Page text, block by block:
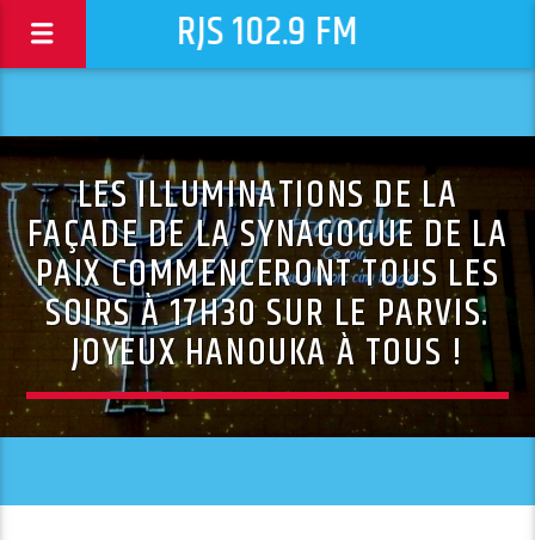
RJS 102.9 FM
LES ILLUMINATIONS DE LA
FAÇADE DE LA SYNAGOGUE DE LA
PAIX COMMENCERONT TOUS LES
SOIRS À 17H30 SUR LE PARVIS.
JOYEUX HANOUKA À TOUS !